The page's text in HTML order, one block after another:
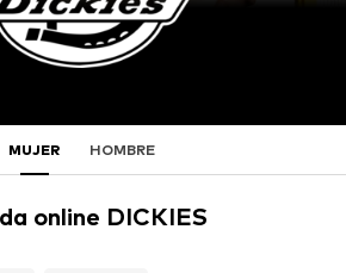
MUJER HOMBRE
online DICKIES